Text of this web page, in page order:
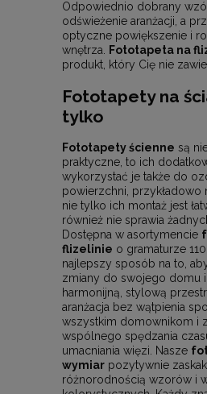
Odpowiednio dobrany
odświeżenie aranżacji, a
optyczne powiększenie i
wnętrza.
Fototapeta na
produkt, który Cię nie
Fototapety na
tylko
Fototapety ścienne są
praktyczne, to ich
wykorzystać je także do
powierzchni, przykładowo
nie tylko ich montaż jest
również nie sprawia
Dostępna w asortymencie
flizelinie o gramaturze
najlepszy sposób na to,
zmiany do swojego domu
harmonijną, stylową
aranżacja bez wątpienia
wszystkim domownikom i
wspólnego spędzania
umacniania więzi. Nasze
wymiar pozytywnie
różnorodnością wzorów i